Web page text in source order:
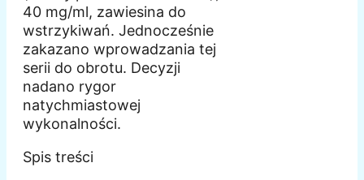
40 mg/ml, zawiesina do
wstrzykiwań. Jednocześnie
zakazano wprowadzania tej
serii do obrotu. Decyzji
nadano rygor
natychmiastowej
wykonalności.
Spis treści